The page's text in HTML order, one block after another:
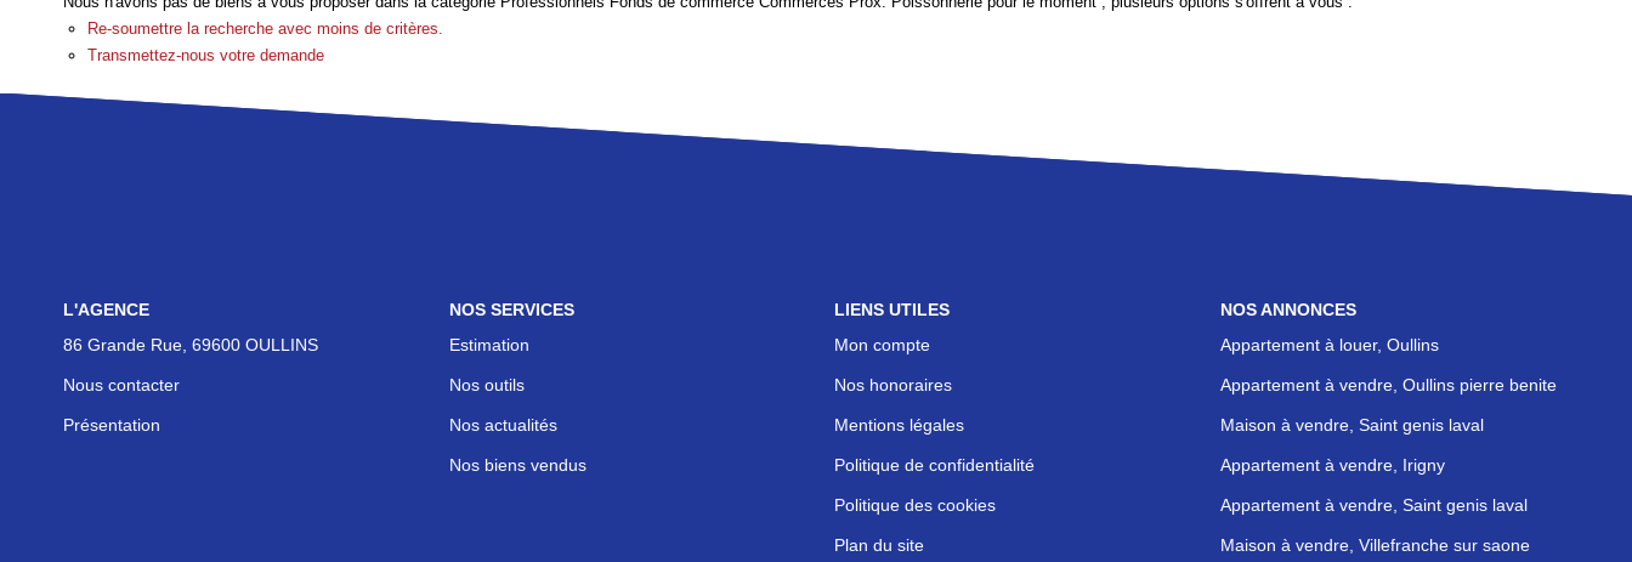
Re-soumettre la recherche avec moins de critères.
Transmettez-nous votre demande
L'AGENCE
86 Grande Rue, 69600 OULLINS
Nous contacter
Présentation
NOS SERVICES
Estimation
Nos outils
Nos actualités
Nos biens vendus
LIENS UTILES
Mon compte
Nos honoraires
Mentions légales
Politique de confidentialité
Politique des cookies
Plan du site
NOS ANNONCES
Appartement à louer, Oullins
Appartement à vendre, Oullins pierre benite
Maison à vendre, Saint genis laval
Appartement à vendre, Irigny
Appartement à vendre, Saint genis laval
Maison à vendre, Villefranche sur saone